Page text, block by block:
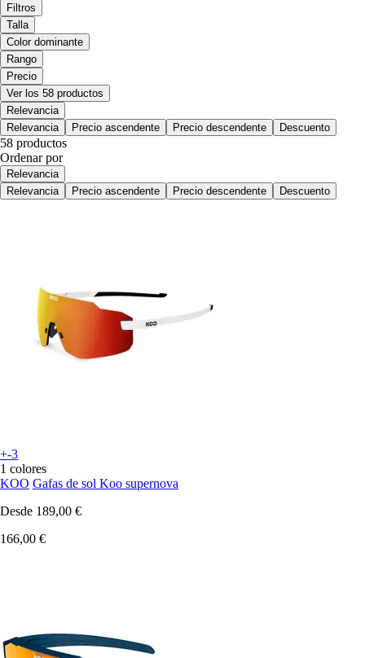
Filtros
Talla
Color dominante
Rango
Precio
Ver los 58 productos
Relevancia
Relevancia
Precio ascendente Precio descendente Descuento
58 productos
Ordenar por
Relevancia
Relevancia
Precio ascendente Precio descendente Descuento
+-3
1 colores
KOO Gafas de sol Koo supernova
Desde 189,00 €
166,00 €